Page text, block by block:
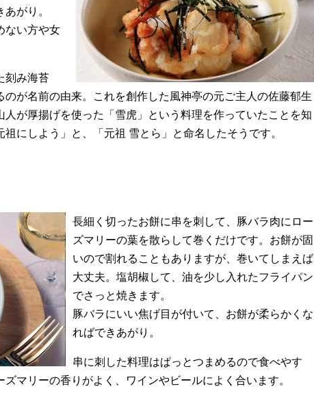
がり。
ない方や女
刻み海苔
が名前の由来。これを創作した風神亭の元ご主人の佐藤郁生
が厚揚げを使った「雪虎」という料理を作っていたことを知
にしよう」と、「元祖 雪とら」と命名したそうです。
長細く切ったお餅に串を刺して、豚バラ肉にロー
ズマリーの葉を散らして巻くだけです。お餅が固
いので割れることもありますが、巻いてしまえば
大丈夫。塩胡椒して、油を少し入れたフライパン
でさっと焼きます。
豚バラにいい焦げ目が付いて、お餅が柔らかくな
ればできあがり。
串に刺した料理はぱっとつまめるので食べやす
マリーの香りがよく、ワインやビールによく合います。